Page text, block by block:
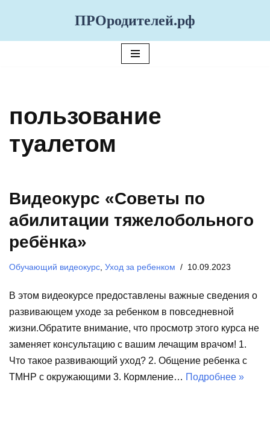
ПРОродителей.рф
пользование
туалетом
Видеокурс «Советы по
абилитации тяжелобольного
ребёнка»
Обучающий видеокурс Уход за ребенком 10.09.2023
В этом видеокурсе предоставлены важные сведения о
развивающем уходе за ребенком в повседневной
жизни.Обратите внимание, что просмотр этого курса не
заменяет консультацию с вашим лечащим врачом! 1.
Что такое развивающий уход? 2. Общение ребенка с
ТМНР с окружающими 3. Кормление… Подробнее »